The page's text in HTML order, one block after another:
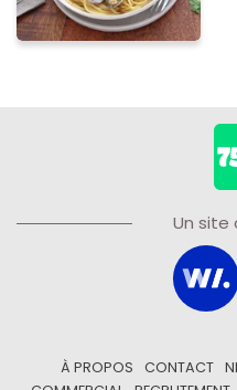
Un site
À PROPOS CONTACT